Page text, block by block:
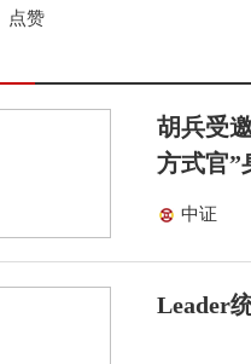
点赞
胡兵受
方式官”
中证
Leader